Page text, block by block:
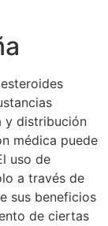
y distribución
médica puede
uso de
a través de
sus beneficios
de ciertas